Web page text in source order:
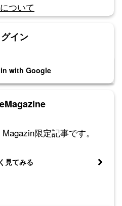
ついて
イン
with Google
限定記事です。
見てみる